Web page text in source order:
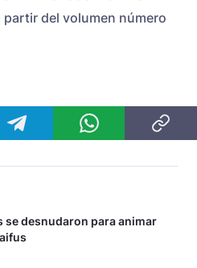
partir del volumen número
se desnudaron para animar